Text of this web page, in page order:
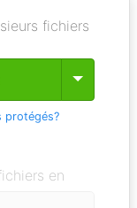
fichiers
Toggle
protégés?
en